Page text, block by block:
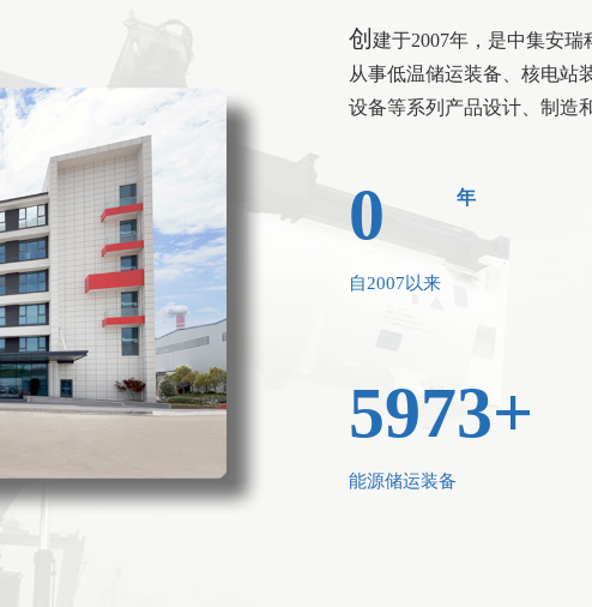
创建于2007年，是中集安
从事低温储运装备、核电站
设备等系列产品设计、制
0 年
自2007以来
5973+
能源储运装备